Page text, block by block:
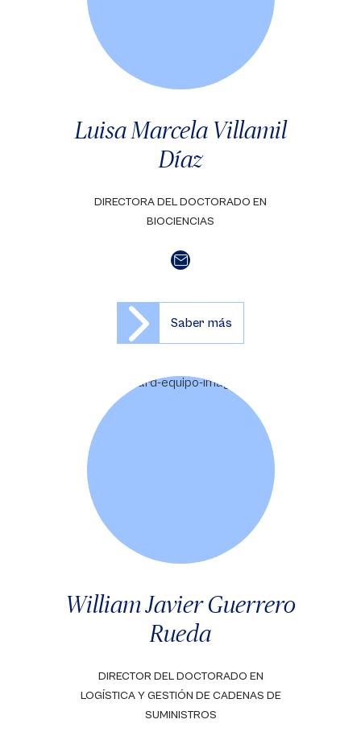
Luisa Marcela Villamil
Díaz
DIRECTORA DEL DOCTORADO EN
BIOCIENCIAS
Saber más
William Javier Guerrero
Rueda
DIRECTOR DEL DOCTORADO EN
LOGÍSTICA Y GESTIÓN DE CADENAS DE
SUMINISTROS